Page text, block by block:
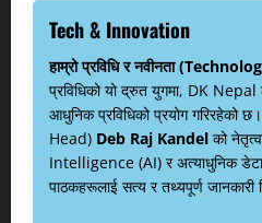
Tech & Innovation
हाम्रो प्रविधि र नवीनता
प्रविधिको यो द्रुत युगमा, DK Nepal
आधुनिक प्रविधिको प्रयोग गरिरहेको
Head) Deb Raj Kandel को
Intelligence (AI) र अत्याधुनिक डेटा
पाठकहरूलाई सत्य र तथ्यपूर्ण जानकारी